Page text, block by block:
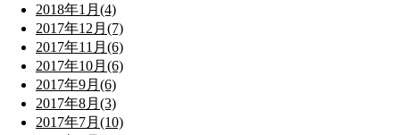
2018年1月(4)
2017年12月(7)
2017年11月(6)
2017年10月(6)
2017年9月(6)
2017年8月(3)
2017年7月(10)